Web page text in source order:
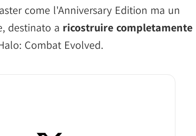
come l'Anniversary Edition ma un
destinato a ricostruire completamente
Combat Evolved.